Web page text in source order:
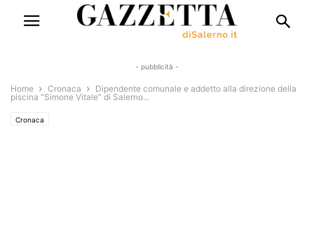
- pubblicità -
Home Cronaca
Dipendente comunale e addetto alla direzione della
piscina “Simone Vitale” di Salerno...
Cronaca